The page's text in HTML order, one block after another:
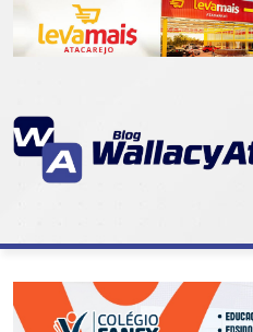
07
DE
ABASTECIMENTO